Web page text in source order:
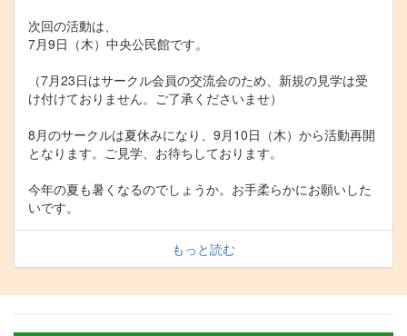
次回の活動は、
7月9日（木）中央公民館です。
（7月23日はサークル会員の交流会のため、新規の見学は受
け付けておりません。ご了承くださいませ）
8月のサークルは夏休みになり、9月10日（木）から活動再開
となります。ご見学、お待ちしております。
今年の夏も暑くなるのでしょうか。お手柔らかにお願いした
いです。
もっと読む